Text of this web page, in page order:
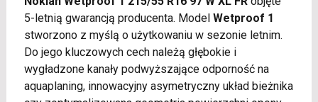
5-letnią gwarancją producenta. Model Wetproof 1
stworzono z myślą o użytkowaniu w sezonie letnim.
Do jego kluczowych cech należą głębokie i
wygładzone kanały podwyższające odporność na
aquaplaning, innowacyjny asymetryczny układ bieżnika